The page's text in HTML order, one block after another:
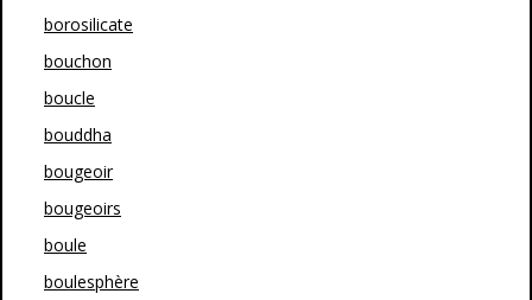
borosilicate
bouchon
boucle
bouddha
bougeoir
bougeoirs
boule
boulesphère